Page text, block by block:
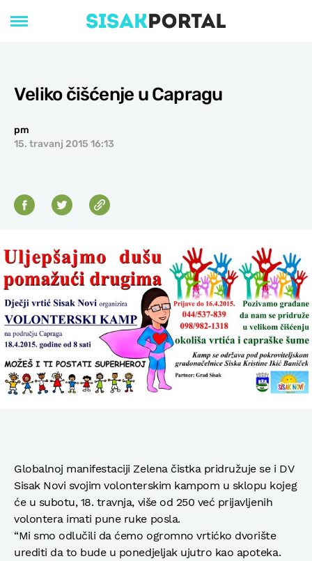
Veliko čišćenje u Capragu
pm
15. travanj 2015 16:13
Globalnoj manifestaciji Zelena čistka pridružuje se i DV
Sisak Novi svojim volonterskim kampom u sklopu kojeg
će u subotu, 18. travnja, više od 250 već prijavljenih
volontera imati pune ruke posla.
“Mi smo odlučili da ćemo ogromno vrtićko dvorište
urediti da to bude u ponedjeljak ujutro kao apoteka.